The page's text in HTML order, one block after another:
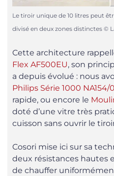
Le tiroir unique de 10 litres peut
divisé en deux zones distinctes ©
Cette architecture
Flex AF500EU, son
a depuis évolué : nous
Philips Série 1000 NA154/
rapide, ou encore le
doté d’une vitre très
cuisson sans ouvrir le
Cosori mise ici sur sa
deux résistances hautes
de chauffer